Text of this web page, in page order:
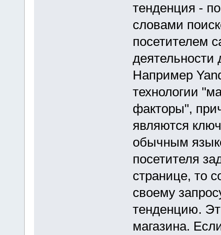
тенденция -
словами
посетителем
деятельности
Например
технологии
факторы",
являются
обычным
посетителя
странице, то
своему
тенденцию.
магазина.